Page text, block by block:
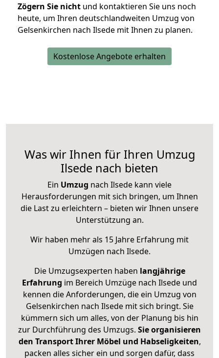
Zögern Sie nicht und kontaktieren Sie uns noch
heute, um Ihren deutschlandweiten Umzug von
Gelsenkirchen nach Ilsede mit Ihnen zu planen.
Kostenlose Angebote erhalten
Was wir Ihnen für Ihren Umzug
Ilsede nach bieten
Ein Umzug nach Ilsede kann viele
Herausforderungen mit sich bringen, um Ihnen
die Last zu erleichtern – bieten wir Ihnen unsere
Unterstützung an.
Wir haben mehr als 15 Jahre Erfahrung mit
Umzügen nach Ilsede.
Die Umzugsexperten haben langjährige
Erfahrung im Bereich Umzüge nach Ilsede und
kennen die Anforderungen, die ein Umzug von
Gelsenkirchen nach Ilsede mit sich bringt. Sie
kümmern sich um alles, von der Planung bis hin
zur Durchführung des Umzugs. Sie organisieren
den Transport Ihrer Möbel und Habseligkeiten,
packen alles sicher ein und sorgen dafür, dass